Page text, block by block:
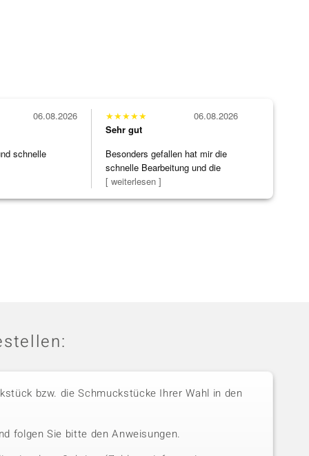
schnelle
06.08.2026 ★★★★★
Sehr gut
Besonders gefallen hat mir die
schnelle Bearbeitung und die
Bearbeitun
[ weiterlesen ]
06.08.2026
bzw. die Schmuckstücke Ihrer Wahl in den
folgen Sie bitte den Anweisungen.